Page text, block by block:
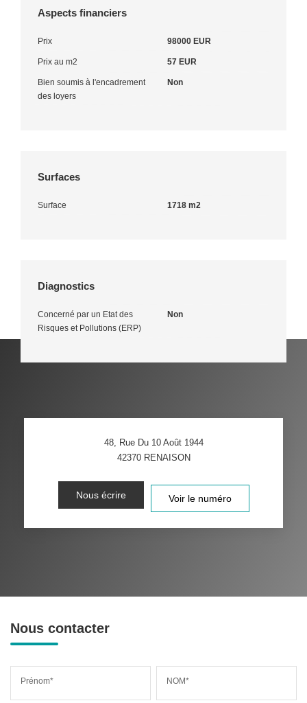
Aspects financiers
Prix 98000 EUR
Prix au m2 57 EUR
Bien soumis à l'encadrement
des loyers
Non
Surfaces
Surface 1718 m2
Diagnostics
Concerné par un Etat des
Risques et Pollutions (ERP)
Non
48, Rue Du 10 Août 1944
42370 RENAISON
Nous écrire Voir le numéro
Nous contacter
Prénom* NOM*